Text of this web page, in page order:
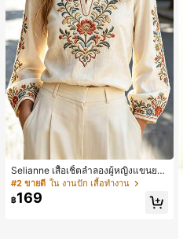
Selianne เสื้อเชิ้ตลำลองผู้หญิงแขนยา
ว คอวีเว้า ลายดอกไม้
#2 ขายดี ใน งานปัก เสื้อทำงาน
฿169